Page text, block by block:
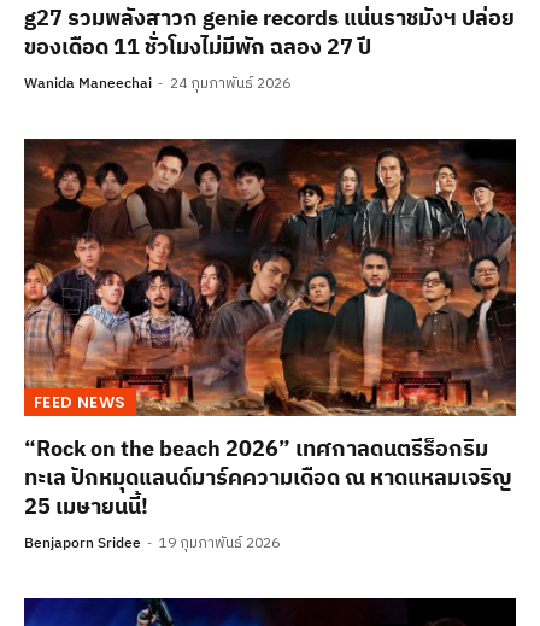
g27 รวมพลังสาวก genie records แน่นราชมังฯ ปล่อย
ของเดือด 11 ชั่วโมงไม่มีพัก ฉลอง 27 ปี
Wanida Maneechai 24 กุมภาพันธ์ 2026
FEED NEWS
“Rock on the beach 2026” เทศกาลดนตรีร็อกริม
ทะเล ปักหมุดแลนด์มาร์คความเดือด ณ หาดแหลมเจริญ
25 เมษายนนี้!
Benjaporn Sridee 19 กุมภาพันธ์ 2026